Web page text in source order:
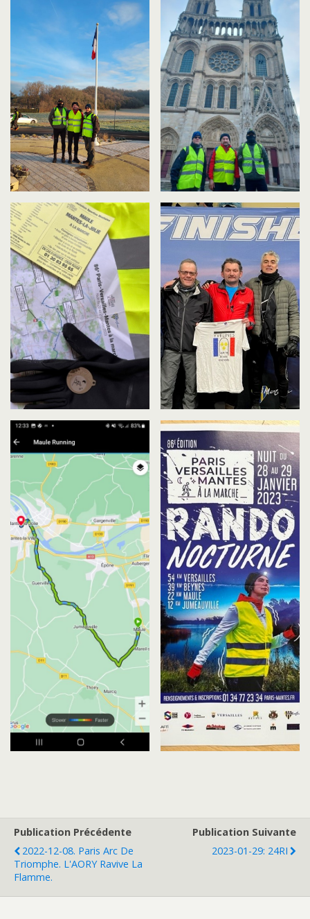
Publication Précédente
2022-12-08. Paris Arc De
Triomphe. L'AORY Ravive La
Flamme.
Publication Suivante
2023-01-29: 24RI